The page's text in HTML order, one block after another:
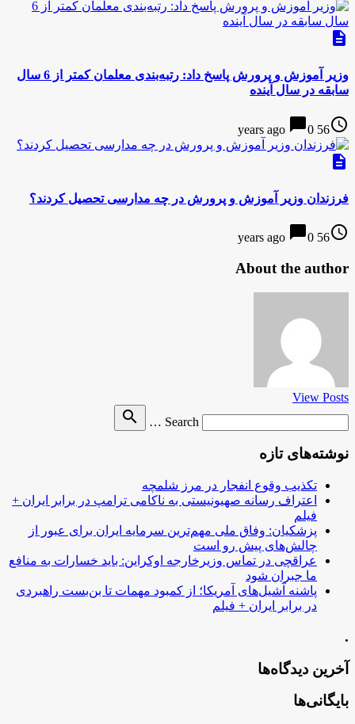
description
وزیر آموزش و پرورش پاسخ داد: رتبه‌بندی معلمان کمتر از 6 سال
سابقه در سال آینده
access_time
56 years ago
chat_bubble0
description
فرزندان وزیر آموزش و پرورش در چه مدارسی تحصیل کردند؟
access_time
56 years ago
chat_bubble0
About the author
View Posts
Search …
search
نوشته‌های تازه
تکذیب وقوع انفجار در مرز شلمچه
اعتراف رسانه صهیونیستی به ناکامی ترامپ در برابر ایران +
فیلم
پزشکیان: وفاق ملی مهم‌ترین سرمایه ایران برای عبور از
چالش‌های پیش رو است
عراقچی در تماس وزیرخارجه اوکراین: باید خسارات به منافع
ما جبران شود
پاشنه آشیل‌های آمریکا؛ از کمبود مهمات تا بن‌بست راهبردی
در برابر ایران + فیلم
.
آخرین دیدگاه‌ها
بایگانی‌ها